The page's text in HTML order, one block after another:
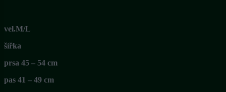
vel.M/L
šířka
prsa 45 – 54 cm
pas 41 – 49 cm